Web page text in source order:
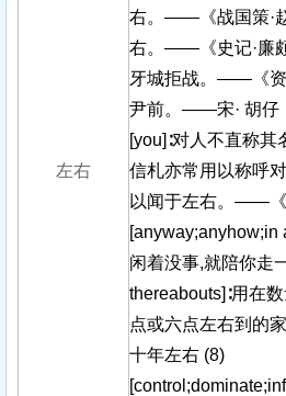
左右
右。——《战国策·
右。——《史记·廉
牙城拒战。——《资
尹前。——宋· 胡仔
[you]∶对人不直称
信札亦常用以称呼
以闻于左右。——
[anyway;anyhow;in
闲着没事,就陪你走
thereabouts]∶用在
点或六点左右到的
十年左右 (8)